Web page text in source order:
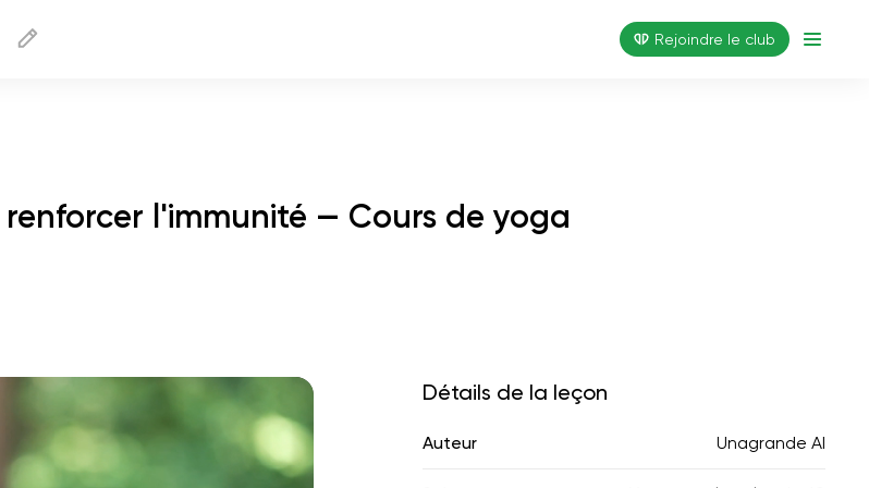
Rejoindre le club
l'immunité — Cours de yoga
Détails de la leçon
Auteur Unagrande AI